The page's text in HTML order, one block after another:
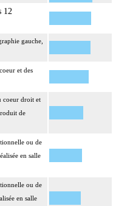
12
gauche,
et des
coeur droit et
de
ou de
en salle
ou de
en salle